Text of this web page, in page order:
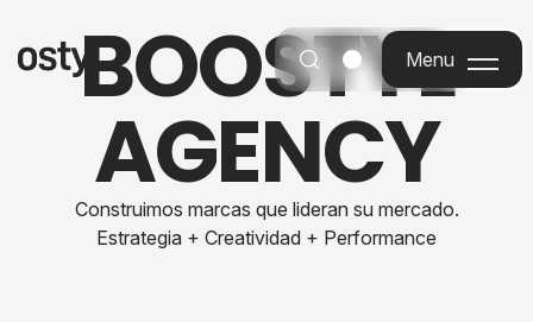
Menu
Menu
BOOSTYL
AGENCY
Construimos marcas que lideran su mercado.
Estrategia + Creatividad + Performance